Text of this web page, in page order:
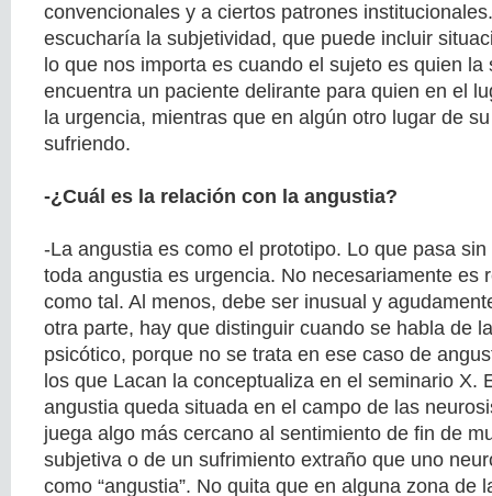
convencionales y a ciertos patrones
escucharía la subjetividad, que puede incluir
lo que nos importa es cuando el sujeto es quien la
encuentra un paciente delirante para quien en el
la urgencia, mientras que en algún otro lugar de
sufriendo.
-¿Cuál es la relación con la angustia?
-La angustia es como el prototipo. Lo que pasa
toda angustia es urgencia. No necesariamente es
como tal. Al menos, debe ser inusual y
otra parte, hay que distinguir cuando se habla de
psicótico, porque no se trata en ese caso de
los que Lacan la conceptualiza en el seminario X.
angustia queda situada en el campo de las
juega algo más cercano al sentimiento de fin de
subjetiva o de un sufrimiento extraño que uno
como “angustia”. No quita que en alguna zona de